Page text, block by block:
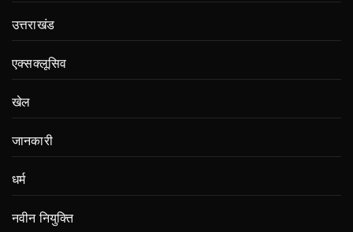
उत्तराखंड
एक्सक्लूसिव
खेल
जानकारी
धर्म
नवीन नियुक्ति